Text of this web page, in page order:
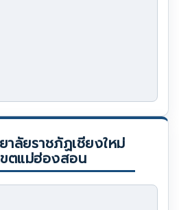
าลัยราชภัฏเชียงใหม่
ขตแม่ฮ่องสอน